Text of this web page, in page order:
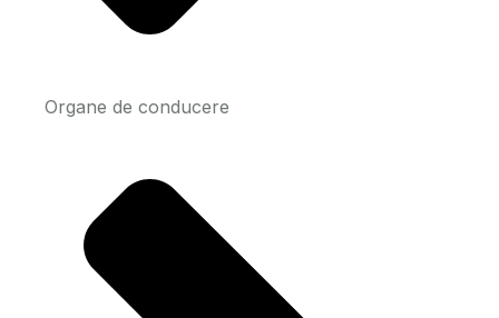
Organe de conducere